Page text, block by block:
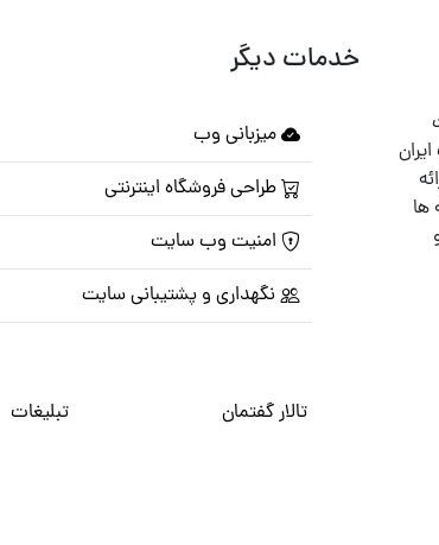
ها
خدمات دیگر
میزبانی وب
طراحی فروشگاه اینترنتی
امنیت وب سایت
نگهداری و پشتیبانی سایت
تالار گفتمان تبلیغات